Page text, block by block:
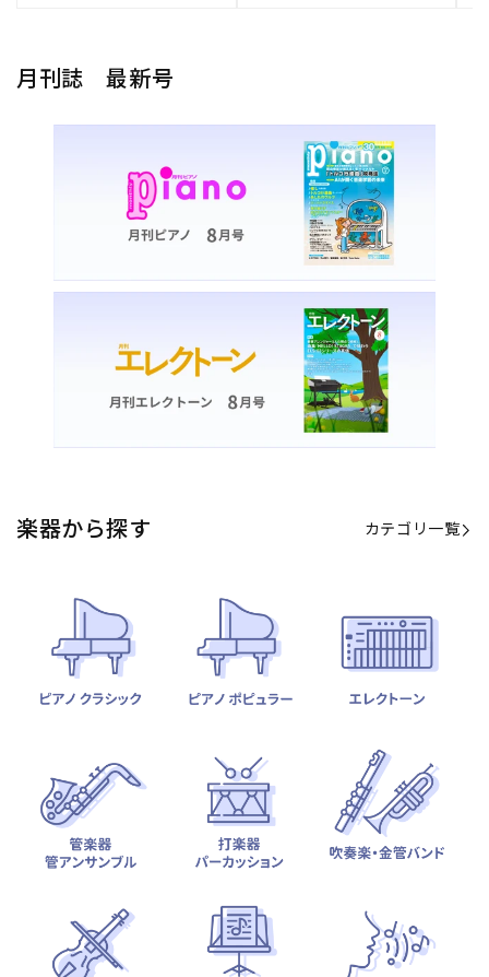
月刊誌 最新号
楽器から探す カテゴリ一覧